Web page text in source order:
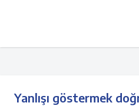
Yanlışı göstermek